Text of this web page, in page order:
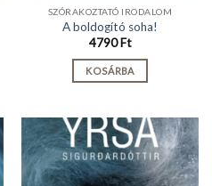
SZÓRAKOZTATÓ IRODALOM
A boldogító soha!
4790Ft
KOSÁRBA